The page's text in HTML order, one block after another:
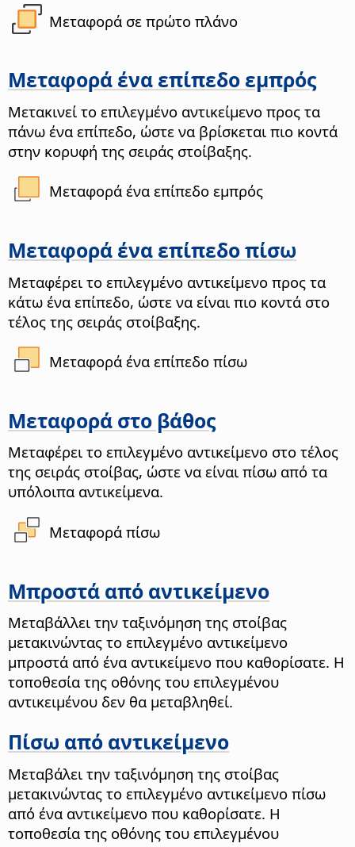
Μεταφορά σε πρώτο πλάνο
Μεταφορά ένα επίπεδο εμπρός
Μετακινεί το επιλεγμένο αντικείμενο προς τα
πάνω ένα επίπεδο, ώστε να βρίσκεται πιο κοντά
στην κορυφή της σειράς στοίβαξης.
Μεταφορά ένα επίπεδο εμπρός
Μεταφορά ένα επίπεδο πίσω
Μεταφέρει το επιλεγμένο αντικείμενο προς τα
κάτω ένα επίπεδο, ώστε να είναι πιο κοντά στο
τέλος της σειράς στοίβαξης.
Μεταφορά ένα επίπεδο πίσω
Μεταφορά στο βάθος
Μεταφέρει το επιλεγμένο αντικείμενο στο τέλος
της σειράς στοίβας, ώστε να είναι πίσω από τα
υπόλοιπα αντικείμενα.
Μεταφορά πίσω
Μπροστά από αντικείμενο
Μεταβάλλει την ταξινόμηση της στοίβας
μετακινώντας το επιλεγμένο αντικείμενο
μπροστά από ένα αντικείμενο που καθορίσατε. Η
τοποθεσία της οθόνης του επιλεγμένου
αντικειμένου δεν θα μεταβληθεί.
Πίσω από αντικείμενο
Μεταβάλει την ταξινόμηση της στοίβας
μετακινώντας το επιλεγμένο αντικείμενο πίσω
από ένα αντικείμενο που καθορίσατε. Η
τοποθεσία της οθόνης του επιλεγμένου